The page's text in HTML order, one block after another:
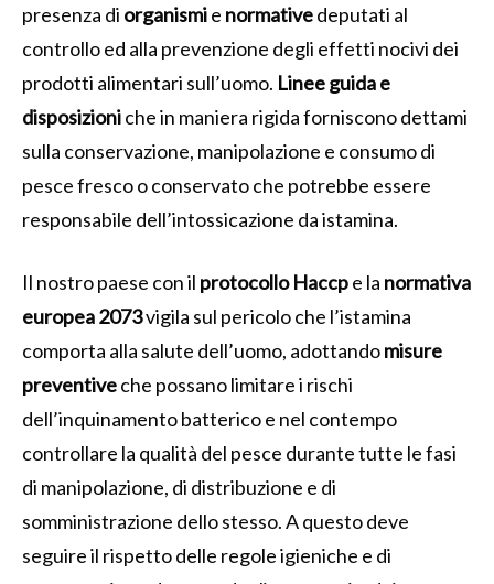
presenza di organismie normativedeputati al
controllo ed alla prevenzione degli effetti nocivi dei
prodotti alimentari sull’uomo. Linee guida e
disposizioniche in maniera rigida forniscono dettami
sulla conservazione, manipolazione e consumo di
pesce fresco o conservato che potrebbe essere
responsabile dell’intossicazione da istamina.
Il nostro paese con il protocollo Haccpe la normativa
europea 2073vigila sul pericolo che l’istamina
comporta alla salute dell’uomo, adottandomisure
preventiveche possano limitare i rischi
dell’inquinamento batterico e nel contempo
controllare la qualità del pesce durante tutte le fasi
di manipolazione, di distribuzione e di
somministrazione dello stesso. A questo deve
seguire il rispetto delle regole igieniche e di